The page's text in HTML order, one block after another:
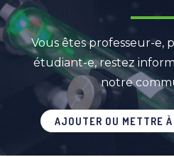
Vous êtes professeur-e,
étudiant-e, restez
notre
AJOUTER OU METTRE